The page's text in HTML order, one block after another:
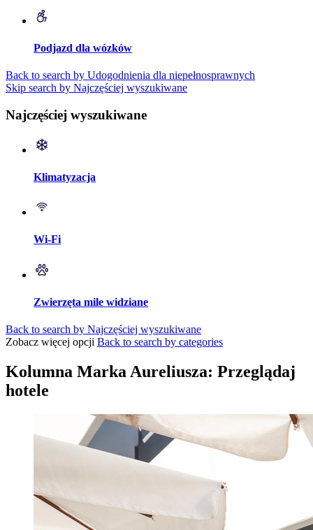
Podjazd dla wózków
Back to search by Udogodnienia dla niepełnosprawnych
Skip search by Najczęściej wyszukiwane
Najczęściej wyszukiwane
Klimatyzacja
Wi-Fi
Zwierzęta mile widziane
Back to search by Najczęściej wyszukiwane
Zobacz więcej opcji Back to search by categories
Kolumna Marka Aureliusza: Przeglądaj
hotele